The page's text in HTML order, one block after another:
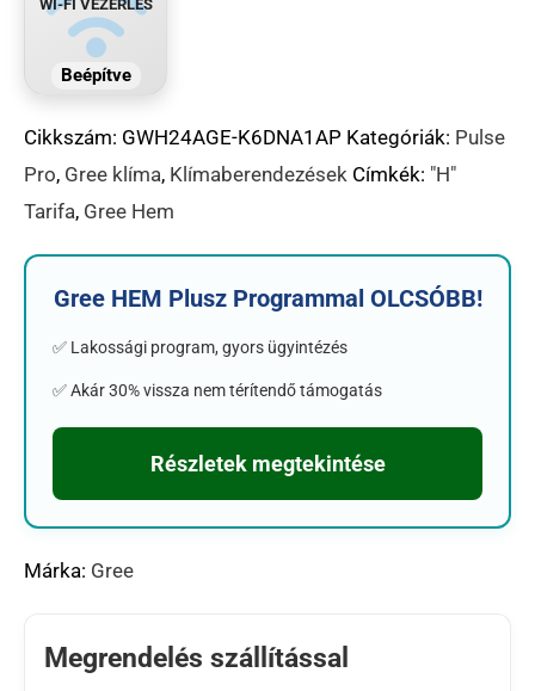
WI-FI VEZÉRLÉS
Beépítve
Cikkszám: GWH24AGE-K6DNA1AP Kategóriák: Pulse
Pro, Gree klíma, Klímaberendezések Címkék: "H"
Tarifa, Gree Hem
Gree HEM Plusz Programmal OLCSÓBB!
✅ Lakossági program, gyors ügyintézés
✅ Akár 30% vissza nem térítendő támogatás
Részletek megtekintése
Márka: Gree
Megrendelés szállítással